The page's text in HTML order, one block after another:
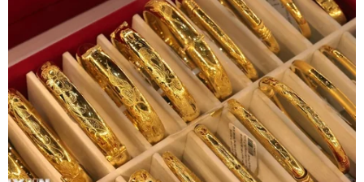
Quảng Trị quyết tâm bàn giao sớm
mặt bằng Dự án Nhà máy điện gió
LIG-Hướng Hóa 1
08/08/2026 02:33
Áp thấp nhiệt đới đổi hướng trên